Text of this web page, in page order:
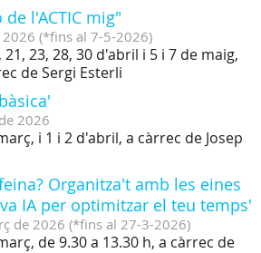
l'ACTIC mig"
2026 (*fins al 7-5-2026)
21, 23, 28, 30 d'abril i 5 i 7 de maig,
de Sergi Esterli
de 2026
i 1 i 2 d'abril, a càrrec de Josep
Organitza't amb les eines
IA per optimitzar el teu temps'
de 2026 (*fins al 27-3-2026)
de 9.30 a 13.30 h, a càrrec de